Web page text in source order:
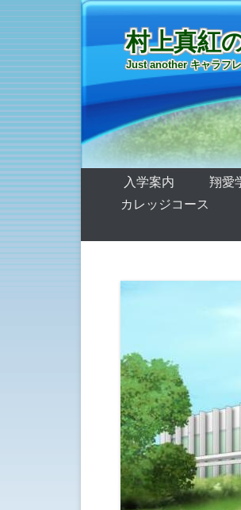
村上真紅
Just another キャラフ
第1メニュー
コンテンツへ移動
入学案内 翔愛
カレッジコース